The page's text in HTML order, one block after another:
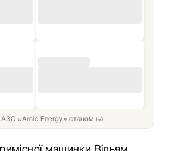
АЗС «Amic Energy» станом на